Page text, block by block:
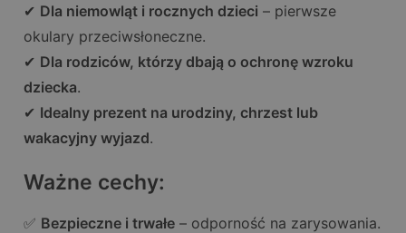
✔ Dla niemowląt i rocznych dzieci – pierwsze
okulary przeciwsłoneczne.
✔ Dla rodziców, którzy dbają o ochronę wzroku
dziecka.
✔ Idealny prezent na urodziny, chrzest lub
wakacyjny wyjazd.
Ważne cechy:
✅ Bezpieczne i trwałe – odporność na zarysowania.